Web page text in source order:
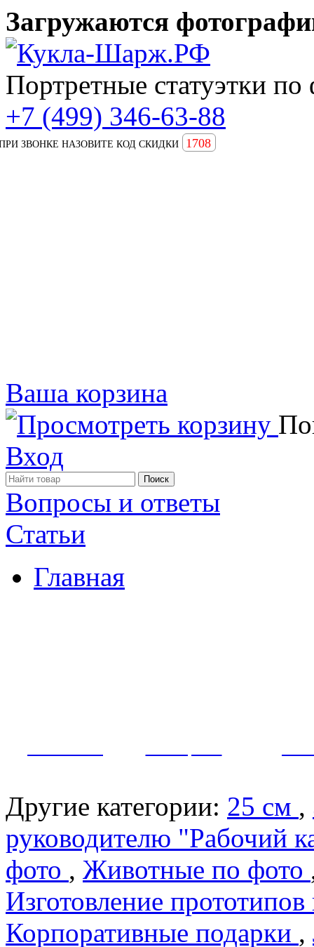
Загружаются
Портретные статуэтки по
+7 (499) 346-63-88
ЗВОНКЕ НАЗОВИТЕ КОД СКИДКИ 1708
Ваша корзина
Вход
Вопросы и ответы
Статьи
Главная
Другие категории: 25 см ,
руководителю "Рабочий
фото , Животные по фото
Изготовление
Корпоративные подарки ,